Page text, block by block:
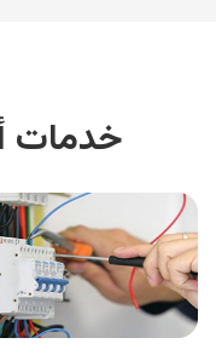
خدمات